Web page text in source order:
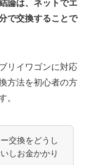
論は、ネットでエ
で交換することで
リイワゴンに対応
方法を初心者の方
。
交換をどうし
しお金かかり